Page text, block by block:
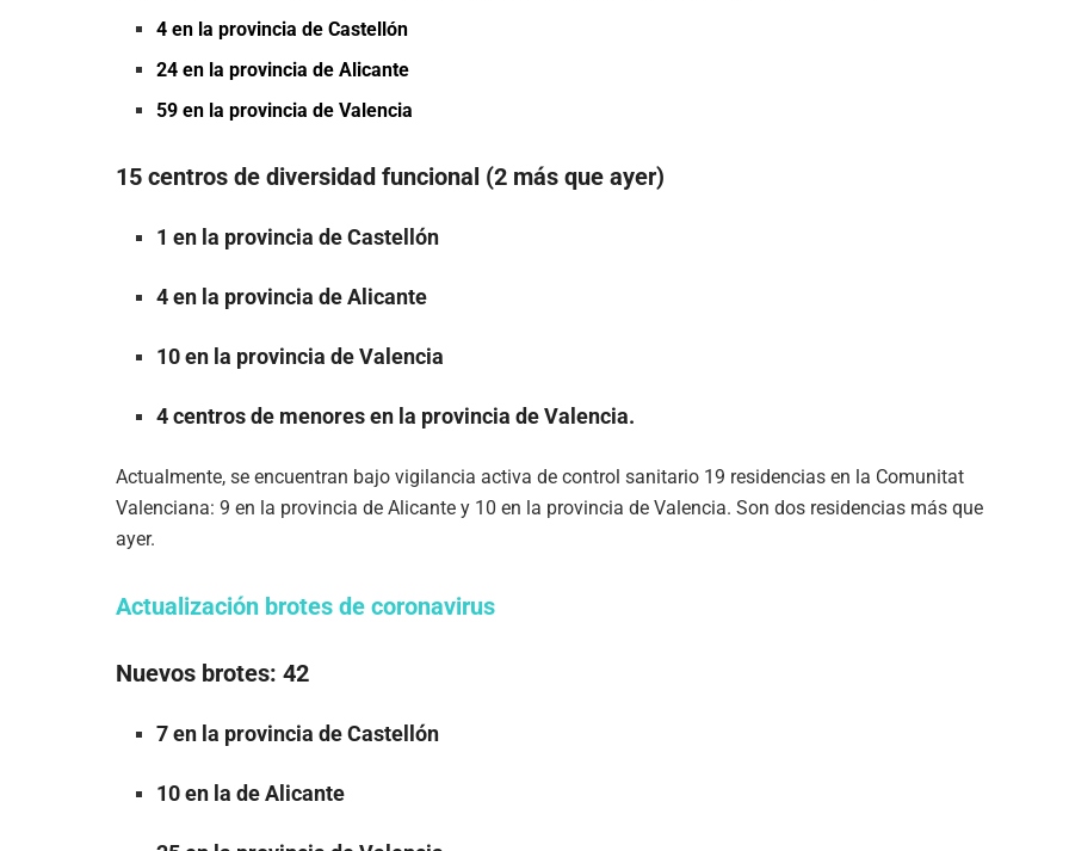
4 en la provincia de Castellón
24 en la provincia de Alicante
59 en la provincia de Valencia
15 centros de diversidad funcional (2 más que ayer)
1 en la provincia de Castellón
4 en la provincia de Alicante
10 en la provincia de Valencia
4 centros de menores en la provincia de Valencia.
Actualmente, se encuentran bajo vigilancia activa de control sanitario 19 residencias en la Comunitat
Valenciana: 9 en la provincia de Alicante y 10 en la provincia de Valencia. Son dos residencias más que
ayer.
Actualización brotes de coronavirus
Nuevos brotes: 42
7 en la provincia de Castellón
10 en la de Alicante